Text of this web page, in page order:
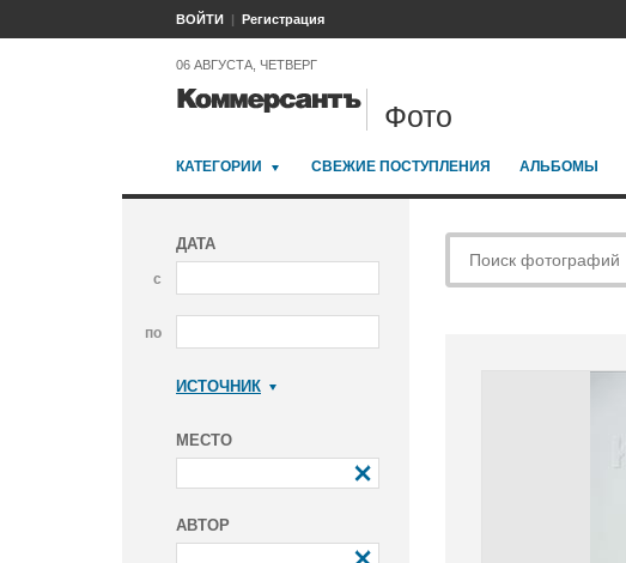
ВОЙТИ Регистрация
06 АВГУСТА, ЧЕТВЕРГ
Фото
КАТЕГОРИИ СВЕЖИЕ ПОСТУПЛЕНИЯ АЛЬБОМЫ
ДАТА
с
по
ИСТОЧНИК
МЕСТО
АВТОР